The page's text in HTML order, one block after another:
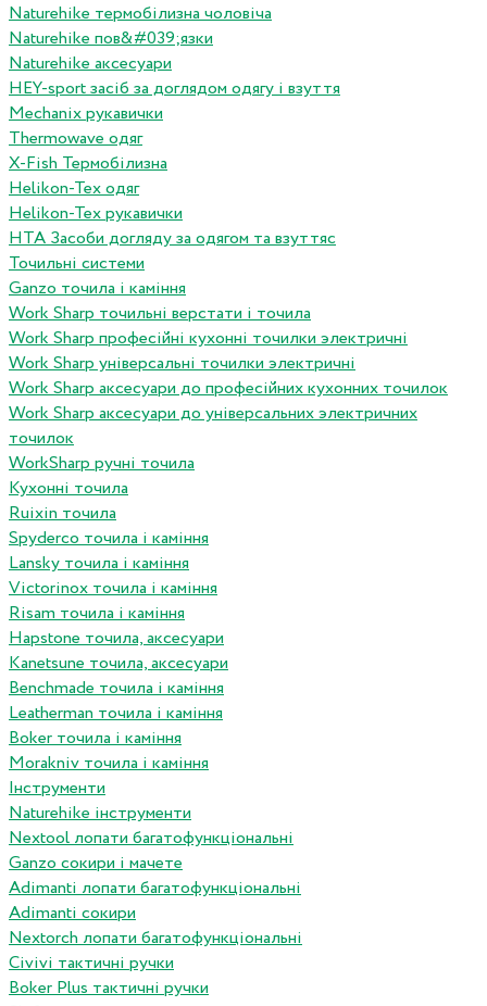
Naturehike термобілизна чоловіча
Naturehike пов&#039;язки
Naturehike аксесуари
HEY-sport засіб за доглядом одягу і взуття
Mechanix рукавички
Thermowave одяг
X-Fish Термобілизна
Helikon-Tex одяг
Helikon-Tex рукавички
HTA Засоби догляду за одягом та взуттяс
Точильні системи
Ganzo точила і каміння
Work Sharp точильні верстати і точила
Work Sharp професiйнi кухоннi точилки электричнi
Work Sharp унiверсальнi точилки электричнi
Work Sharp аксесуари до професiйних кухонних точилок
Work Sharp аксесуари до унiверсальних электричних
точилок
WorkSharp ручні точила
Кухонні точила
Ruixin точила
Spyderco точила і каміння
Lansky точила і каміння
Victorinox точила і каміння
Risam точила і каміння
Hapstone точила, аксесуари
Kanetsune точила, аксесуари
Benchmade точила і каміння
Leatherman точила і каміння
Boker точила і каміння
Morakniv точила і каміння
Інструменти
Naturehike інструменти
Nextool лопати багатофункціональні
Ganzo сокири і мачете
Adimanti лопати багатофункціональні
Adimanti сокири
Nextorch лопати багатофункціональні
Сivivi тактичні ручки
Boker Plus тактичні ручки